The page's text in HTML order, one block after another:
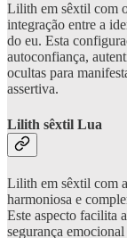
Lilith em sêxtil com
integração entre a
do eu. Esta
autoconfiança,
ocultas para
assertiva.
Lilith sêxtil Lua
Lilith em sêxtil com
harmoniosa e
Este aspecto facilita
segurança